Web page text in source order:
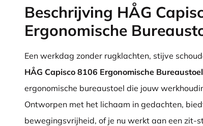
Beschrijving HÅG
Ergonomische
Een werkdag zonder rugklachten, stijve
HÅG Capisco 8106 Ergonomische
ergonomische bureaustoel die jouw
Ontworpen met het lichaam in gedachten,
bewegingsvrijheid, of je nu werkt aan een zit-